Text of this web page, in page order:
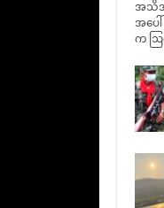
အသိအ
အပေါ်
က ဩ